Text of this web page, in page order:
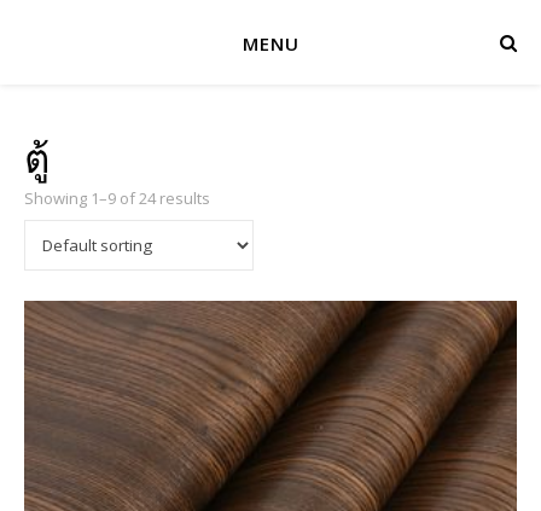
MENU
ตู้
Showing 1–9 of 24 results